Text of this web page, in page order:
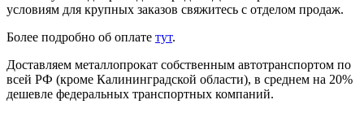
условиям для крупных заказов свяжитесь с отделом продаж.
Более подробно об оплате тут.
Доставляем металлопрокат собственным автотранспортом по
всей РФ (кроме Калининградской области), в среднем на 20%
дешевле федеральных транспортных компаний.